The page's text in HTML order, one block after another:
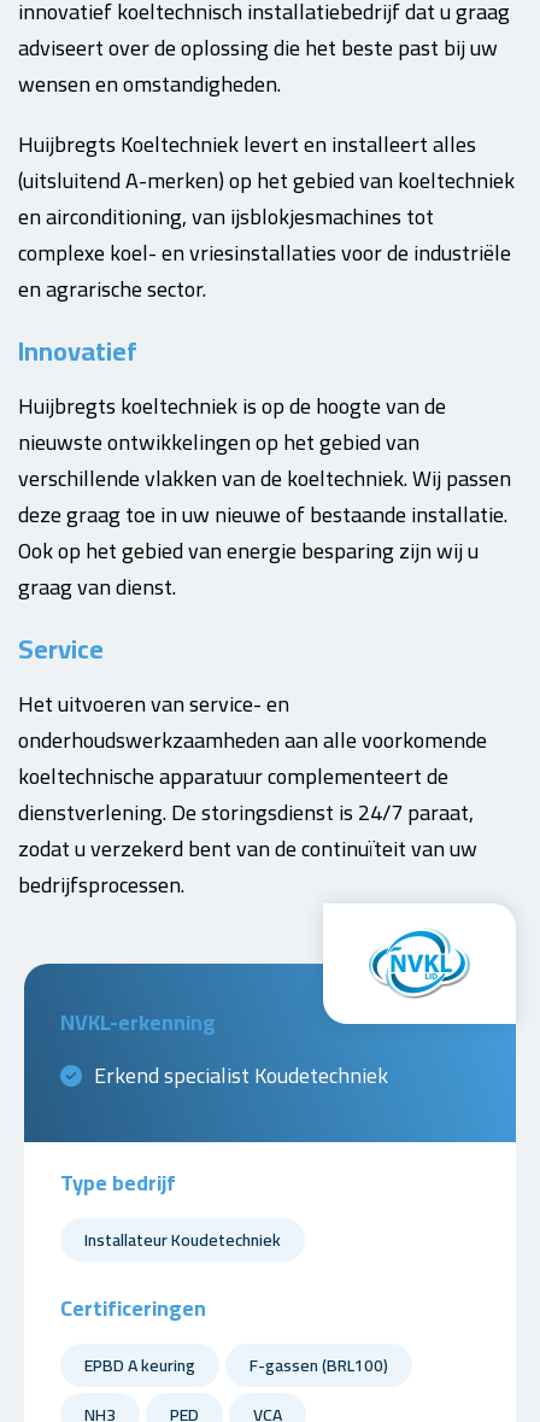
innovatief koeltechnisch installatiebedrijf dat u graag
adviseert over de oplossing die het beste past bij uw
wensen en omstandigheden.
Huijbregts Koeltechniek levert en installeert alles
(uitsluitend A-merken) op het gebied van koeltechniek
en airconditioning, van ijsblokjesmachines tot
complexe koel- en vriesinstallaties voor de industriële
en agrarische sector.
Innovatief
Huijbregts koeltechniek is op de hoogte van de
nieuwste ontwikkelingen op het gebied van
verschillende vlakken van de koeltechniek. Wij passen
deze graag toe in uw nieuwe of bestaande installatie.
Ook op het gebied van energie besparing zijn wij u
graag van dienst.
Service
Het uitvoeren van service- en
onderhoudswerkzaamheden aan alle voorkomende
koeltechnische apparatuur complementeert de
dienstverlening. De storingsdienst is 24/7 paraat,
zodat u verzekerd bent van de continuïteit van uw
bedrijfsprocessen.
NVKL-erkenning
Erkend specialist Koudetechniek
Type bedrijf
Installateur Koudetechniek
Certificeringen
EPBD A keuring
F-gassen (BRL100)
NH3
PED VCA